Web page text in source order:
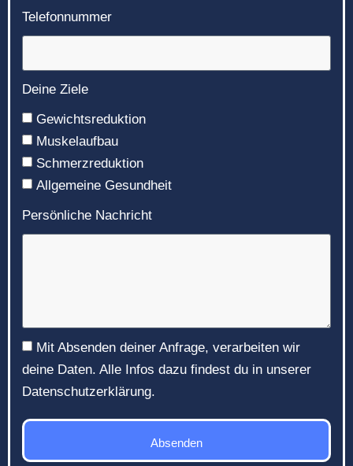
Telefonnummer
Deine Ziele
Gewichtsreduktion
Muskelaufbau
Schmerzreduktion
Allgemeine Gesundheit
Persönliche Nachricht
Mit Absenden deiner Anfrage, verarbeiten wir
deine Daten. Alle Infos dazu findest du in unserer
Datenschutzerklärung.
Absenden